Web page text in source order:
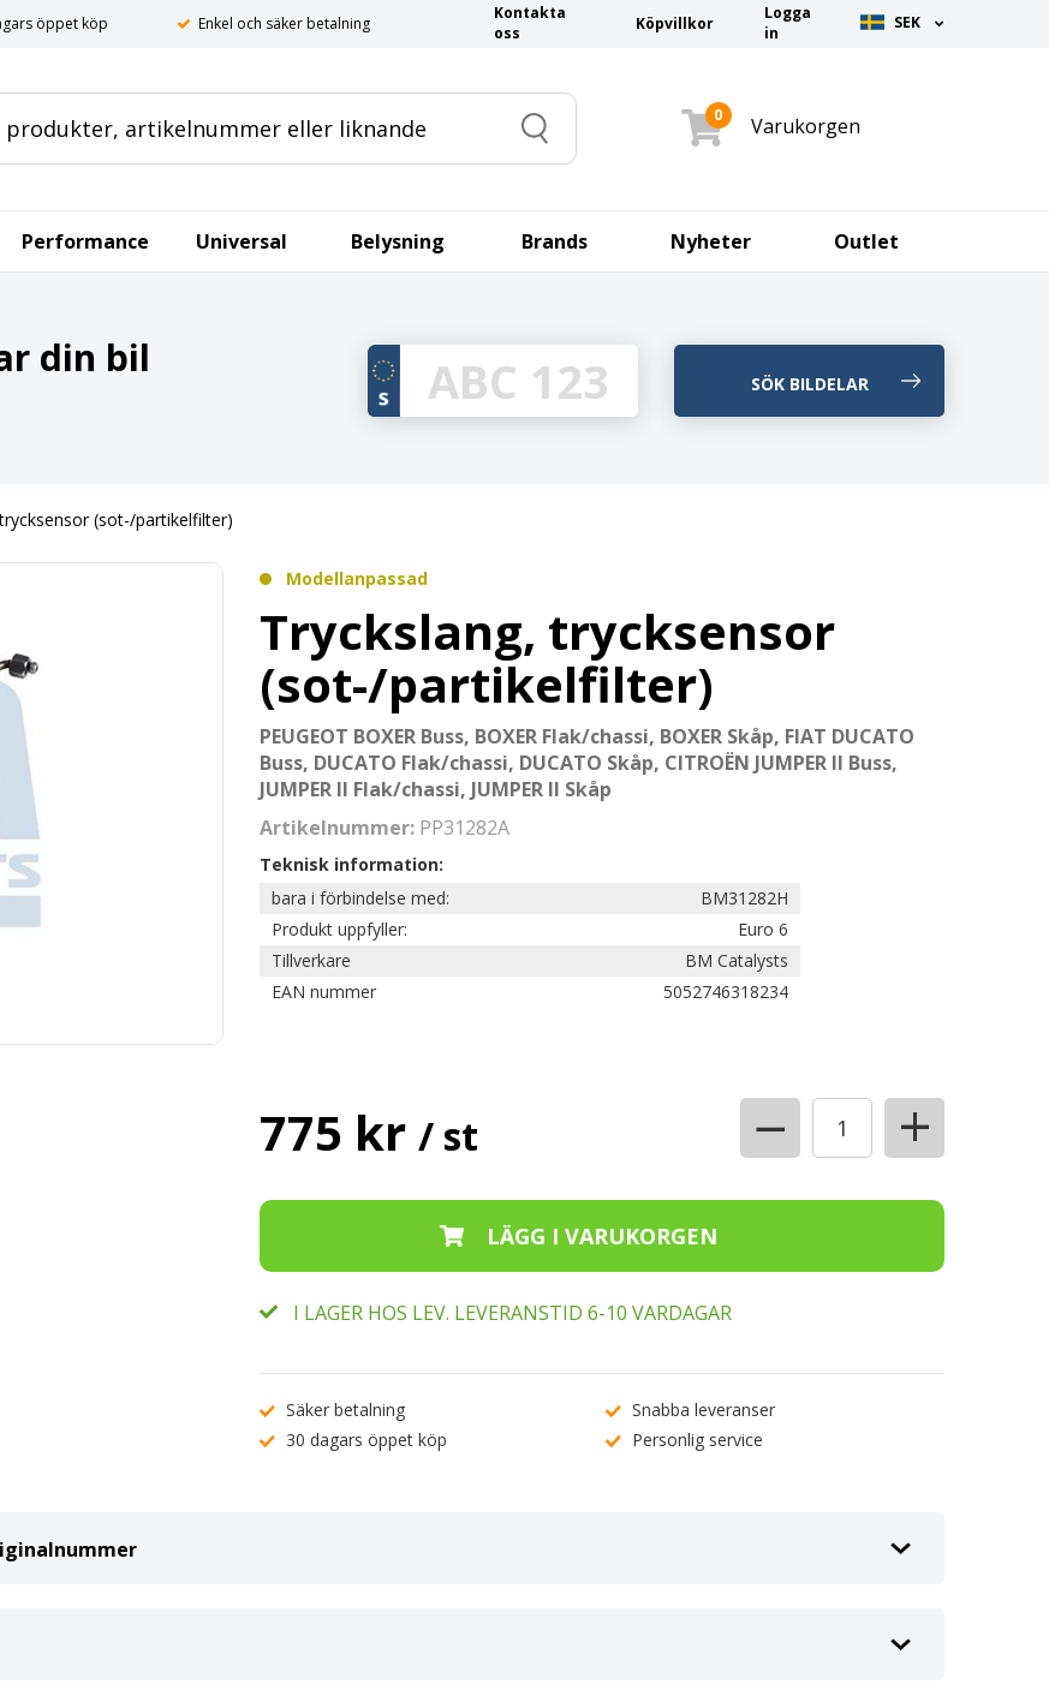
öppet köp Enkel och säker betalning
Kontakta
oss
Köpvillkor
Logga
in
SEK
Search
0 Varukorgen
Performance Universal Belysning Brands Nyheter Outlet
din bil
(sot-/partikelfilter)
Modellanpassad
Tryckslang, trycksensor
(sot-/partikelfilter)
PEUGEOT BOXER Buss, BOXER Flak/chassi, BOXER Skåp, FIAT DUCATO
Buss, DUCATO Flak/chassi, DUCATO Skåp, CITROËN JUMPER II Buss,
JUMPER II Flak/chassi, JUMPER II Skåp
Artikelnummer: PP31282A
Teknisk information:
bara i förbindelse med:
BM31282H
Produkt uppfyller:
Euro 6
Tillverkare
BM Catalysts
EAN nummer
5052746318234
775 kr / st − +
I LAGER HOS LEV. LEVERANSTID 6-10 VARDAGAR
Säker betalning
Snabba leveranser
30 dagars öppet köp
Personlig service